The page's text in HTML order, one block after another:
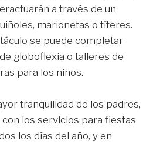
a través de un
marionetas o títeres.
se puede completar
globoflexia o talleres de
para los niños.
tranquilidad de los padres,
los servicios para fiestas
los días del año, y en